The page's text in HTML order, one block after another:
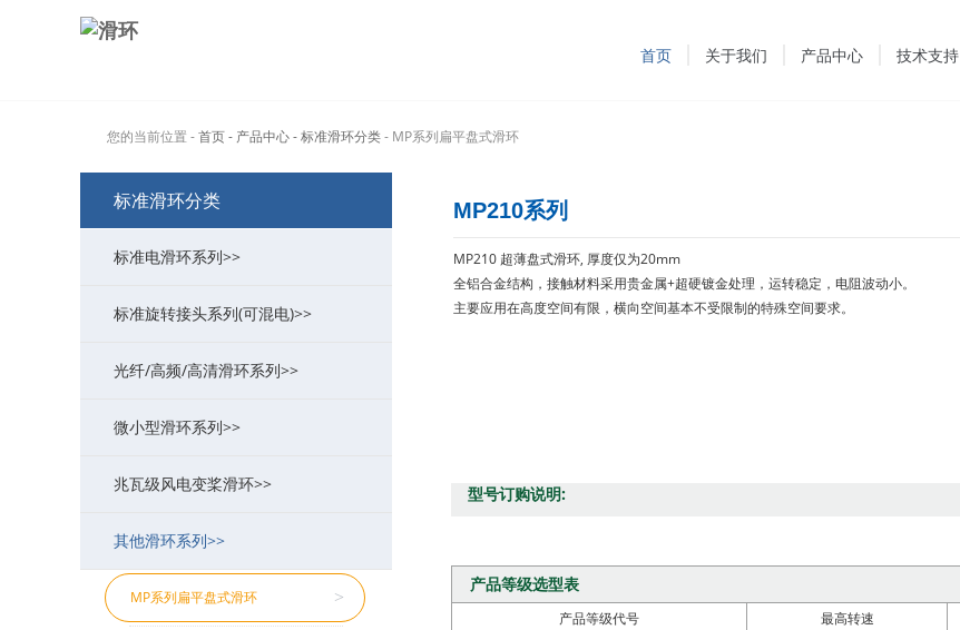
首页 关于我们 产品中心 技术支持
您的当前位置 -首页- 产品中心- 标准滑环分类- MP系列扁平盘式滑环
标准滑环分类
标准电滑环系列>>
MT系列过孔式导电滑环
MW系列功率大电流滑环
ME系列以太网滑环
MG系列定子法兰滑环
MB系列工业总线滑环
MSE系列伺服编码器滑环 >
标准旋转接头系列(可混电)>>
MK系列气动旋转接头(可组合电)
MAPH液压旋转接头(可组合电)
MQR系列超低扭矩旋转接头
MJ系列空心旋转接头
MGP系列多功能旋转接头（流体） >
光纤/高频/高清滑环系列>>
MFO系列光纤/光电组合滑环
MHF系列(高频滑环/旋转关节)
MSDI系列(HD-SDI/1080P高清)
微小型滑环系列>>
MC系列帽式导电滑环
MMC系列微型导电滑环
兆瓦级风电变桨滑环>>
MF系列兆瓦级风电变桨滑环
其他滑环系列>>
MP系列扁平盘式滑环 >
MP210系列
MP210 超薄盘式滑环, 厚度仅为20mm
全铝合金结构，接触材料采用贵金属+超硬镀金处理，运转稳定，电阻波动小。
主要应用在高度空间有限，横向空间基本不受限制的特殊空间要求。
型号订购说明:
产品等级选型表
产品等级代号 最高转速